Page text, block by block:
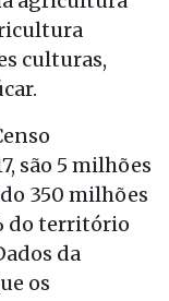
culturas,
são 5 milhões
350 milhões
do território
da
os